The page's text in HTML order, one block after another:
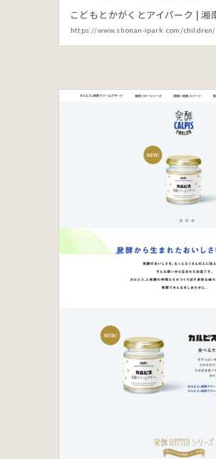
https://www.shonan-ipark.com/children/